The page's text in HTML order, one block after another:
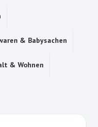
& Babysachen
& Wohnen